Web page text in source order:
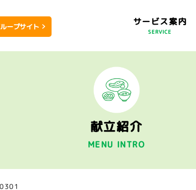
ープサイト サービス案内
SERVICE
献立紹介
MENU INTRO